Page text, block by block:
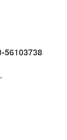
56103738